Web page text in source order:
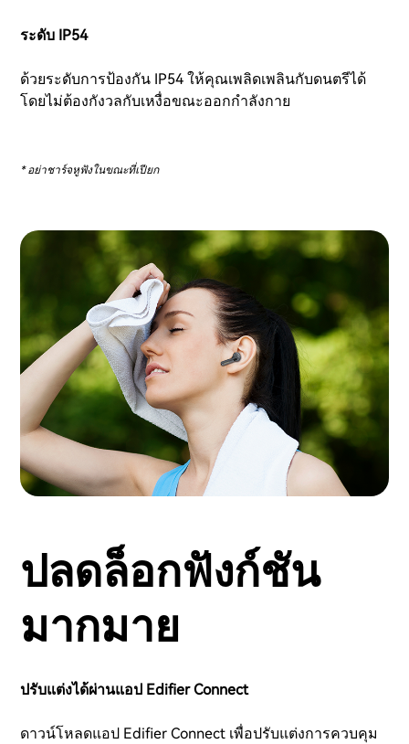
ระดับ IP54
ด้วยระดับการป้องกัน IP54 ให้คุณเพลิดเพลินกับดนตรีได้
โดยไม่ต้องกังวลกับเหงื่อขณะออกกำลังกาย
* อย่าชาร์จหูฟังในขณะที่เปียก
ปลดล็อกฟังก์ชัน
มากมาย
ปรับแต่งได้ผ่านแอป Edifier Connect
ดาวน์โหลดแอป Edifier Connect เพื่อปรับแต่งการควบคุม